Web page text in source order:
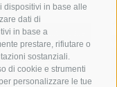
dispositivi in base alle
dati di
in base a
prestare, rifiutare o
sostanziali.
di cookie e strumenti
personalizzare le tue
polizia municipale
sant'agnello
treni